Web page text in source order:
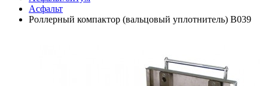
Асфальт
Роллерный компактор (вальцовый уплотнитель) B039